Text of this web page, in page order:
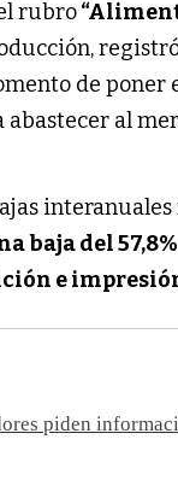
rubro
de poner
al
baja del
e
piden